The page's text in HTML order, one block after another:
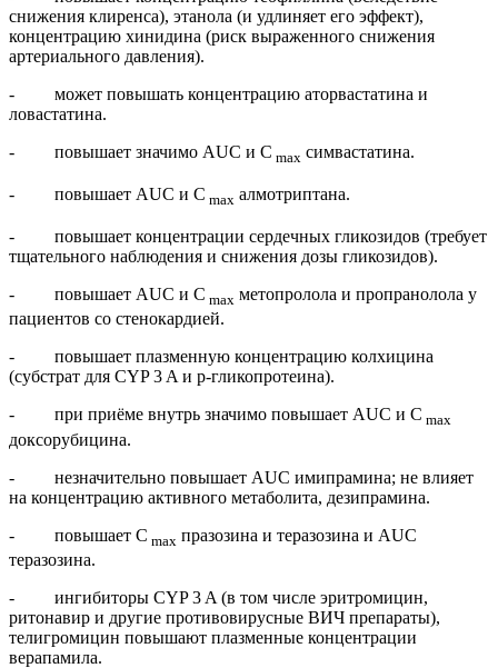
снижения клиренса), этанола (и удлиняет его эффект),
концентрацию хинидина (риск выраженного снижения
артериального давления).
- может повышать концентрацию аторвастатина и
ловастатина.
- повышает значимо AUC и С max симвастатина.
- повышает AUC и С max алмотриптана.
- повышает концентрации сердечных гликозидов (требует
тщательного наблюдения и снижения дозы гликозидов).
- повышает AUC и С max метопролола и пропранолола у
пациентов со стенокардией.
- повышает плазменную концентрацию колхицина
(субстрат для CYP 3 A и р-гликопротеина).
- при приёме внутрь значимо повышает AUC и С max
доксорубицина.
- незначительно повышает AUC имипрамина; не влияет
на концентрацию активного метаболита, дезипрамина.
- повышает С max празозина и теразозина и AUC
теразозина.
- ингибиторы CYP 3 A (в том числе эритромицин,
ритонавир и другие противовирусные ВИЧ препараты),
телигромицин повышают плазменные концентрации
верапамила.